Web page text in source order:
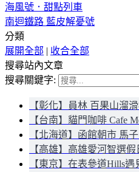
海風號．甜點列車
南迴鐵路 藍皮解憂號
分類
展開全部 | 收合全部
搜尋站內文章
搜尋關鍵字:
【彰化】員林 百果山溜
【台南】貓門咖啡 Cafe
【北海道】函館朝市 馬
【高雄】高雄愛河智選
【東京】在表參道Hills遇